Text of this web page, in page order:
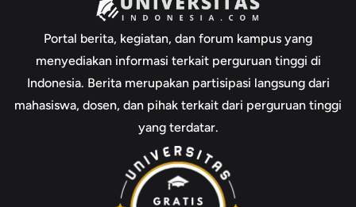
Portal berita, kegiatan, dan forum kampus yang
menyediakan informasi terkait perguruan tinggi di
Indonesia. Berita merupakan partisipasi langsung dari
mahasiswa, dosen, dan pihak terkait dari perguruan tinggi
yang terdatar.